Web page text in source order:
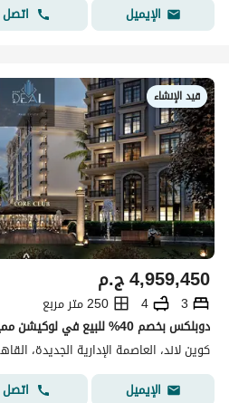
الإيميل
اتصل
قيد الإنشاء
ج.م4,959,450
3
4
250 متر مربع
كوين لاند، العاصمة الإدارية الجديدة،
الإيميل
اتصل